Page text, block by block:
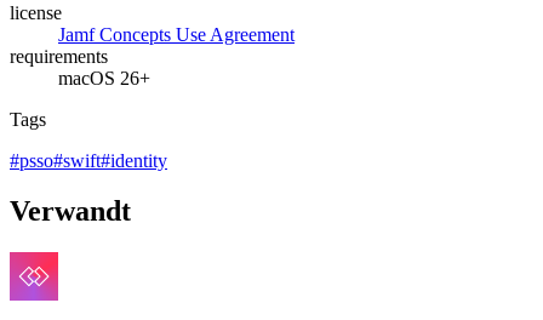
license
Jamf Concepts Use Agreement
requirements
macOS 26+
Tags
#psso#swift#identity
Verwandt